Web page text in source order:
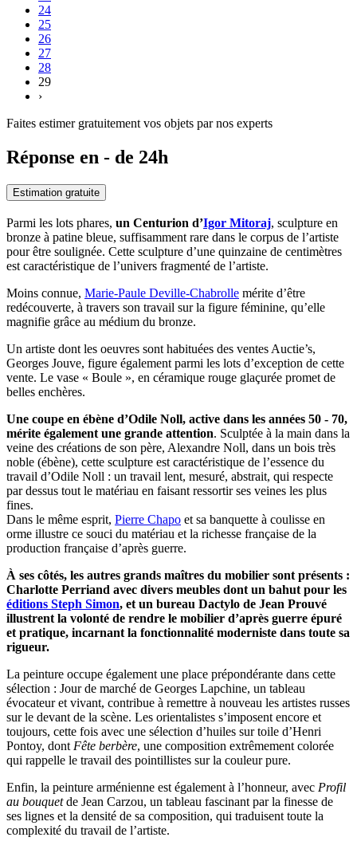
24
25
26
27
28
29
›
Faites estimer gratuitement vos objets par nos experts
Réponse en - de 24h
Estimation gratuite
Parmi les lots phares, un Centurion d’Igor Mitoraj, sculpture en
bronze à patine bleue, suffisamment rare dans le corpus de l’artiste
pour être soulignée. Cette sculpture d’une quinzaine de centimètres
est caractéristique de l’univers fragmenté de l’artiste.
Moins connue, Marie-Paule Deville-Chabrolle mérite d’être
redécouverte, à travers son travail sur la figure féminine, qu’elle
magnifie grâce au médium du bronze.
Un artiste dont les oeuvres sont habituées des ventes Auctie’s,
Georges Jouve, figure également parmi les lots d’exception de cette
vente. Le vase « Boule », en céramique rouge glaçurée promet de
belles enchères.
Une coupe en ébène d’Odile Noll, active dans les années 50 - 70,
mérite également une grande attention. Sculptée à la main dans la
veine des créations de son père, Alexandre Noll, dans un bois très
noble (ébène), cette sculpture est caractéristique de l’essence du
travail d’Odile Noll : un travail lent, mesuré, abstrait, qui respecte
par dessus tout le matériau en faisant ressortir ses veines les plus
fines.
Dans le même esprit, Pierre Chapo et sa banquette à coulisse en
orme illustre ce souci du matériau et la richesse française de la
production française d’après guerre.
À ses côtés, les autres grands maîtres du mobilier sont présents :
Charlotte Perriand avec divers meubles dont un bahut pour les
éditions Steph Simon, et un bureau Dactylo de Jean Prouvé
illustrent la volonté de rendre le mobilier d’après guerre épuré
et pratique, incarnant la fonctionnalité moderniste dans toute sa
rigueur.
La peinture occupe également une place prépondérante dans cette
sélection : Jour de marché de Georges Lapchine, un tableau
évocateur et vivant, contribue à remettre à nouveau les artistes russes
sur le devant de la scène. Les orientalistes s’imposent encore et
toujours, cette fois avec une sélection d’huiles sur toile d’Henri
Pontoy, dont Fête berbère, une composition extrêmement colorée
qui rappelle le travail des pointillistes sur la couleur pure.
Enfin, la peinture arménienne est également à l’honneur, avec Profil
au bouquetde Jean Carzou, un tableau fascinant par la finesse de
ses lignes et la densité de sa composition, qui traduisent toute la
complexité du travail de l’artiste.